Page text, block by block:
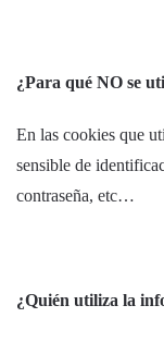
¿Para qué NO se
En las cookies que
sensible de
contraseña, etc…
¿Quién utiliza la